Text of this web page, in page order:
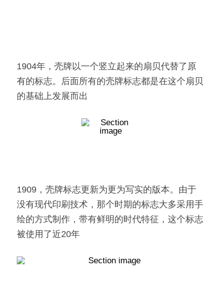
1904年，壳牌以一个竖立起来的扇贝代替了原
有的标志。后面所有的壳牌标志都是在这个扇贝
的基础上发展而出
1909，壳牌标志更新为更为写实的版本。由于
没有现代印刷技术，那个时期的标志大多采用手
绘的方式制作，带有鲜明的时代特征，这个标志
被使用了近20年